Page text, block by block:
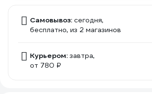
Самовывоз: сегодня,
бесплатно, из 2 магазинов
Курьером: завтра,
от 780 ₽